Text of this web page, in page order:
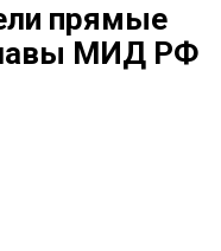
прямые
МИД РФ